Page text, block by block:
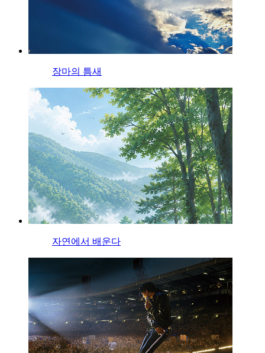
장마의 틈새
자연에서 배운다